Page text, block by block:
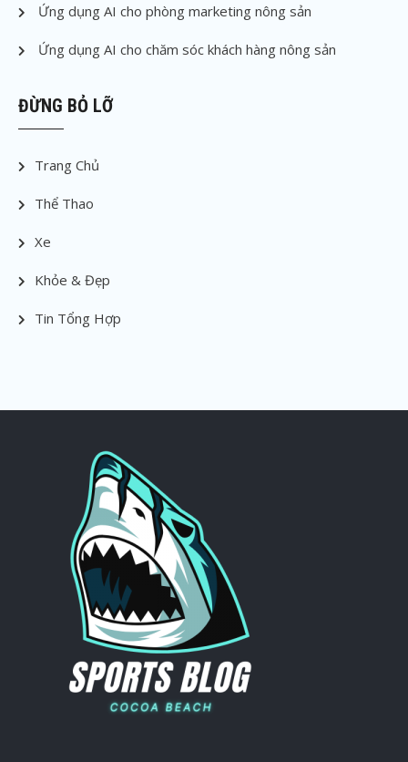
Ứng dụng AI cho phòng marketing nông sản
Ứng dụng AI cho chăm sóc khách hàng nông sản
ĐỪNG BỎ LỠ
Trang Chủ
Thể Thao
Xe
Khỏe & Đẹp
Tin Tổng Hợp